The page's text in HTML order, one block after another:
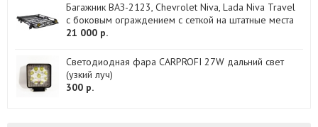
Багажник ВАЗ-2123, Chevrolet Niva, Lada Niva Travel
с боковым ограждением с сеткой на штатные места
21 000 р.
Светодиодная фара CARPROFI 27W дальний свет
(узкий луч)
300 р.